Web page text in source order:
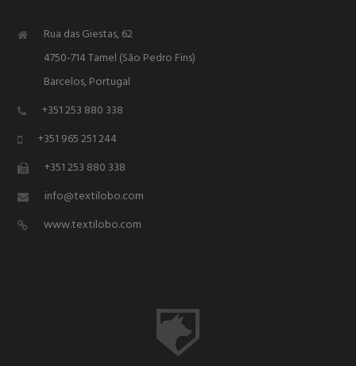
Rua das Giestas, 62
4750-714 Tamel (São Pedro Fins)
Barcelos, Portugal
+351 253 880 338
+351 965 251 244
+351 253 880 338
info@textilobo.com
www.textilobo.com